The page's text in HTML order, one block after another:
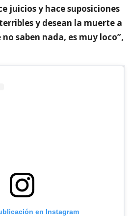
juicios y hace suposiciones
y desean la muerte a
saben nada, es muy loco”,
en Instagram